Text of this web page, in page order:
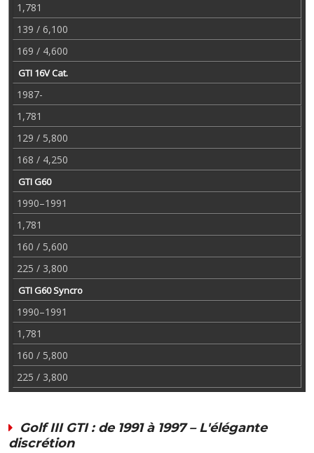
1,781
139 / 6,100
169 / 4,600
GTI 16V Cat.
1987-
1,781
129 / 5,800
168 / 4,250
GTI G60
1990–1991
1,781
160 / 5,600
225 / 3,800
GTI G60 Syncro
1990–1991
1,781
160 / 5,800
225 / 3,800
Golf III GTI : de 1991 à 1997 – L'élégante
discrétion